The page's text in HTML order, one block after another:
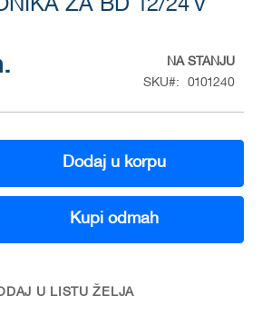
ZA BD 12/24 V
NA STANJU
SKU
0101240
Dodaj u korpu
Kupi odmah
U LISTU ŽELJA